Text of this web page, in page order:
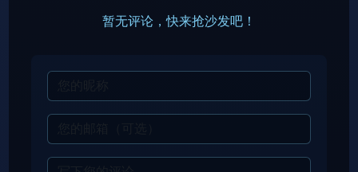
暂无评论，快来抢沙发吧！